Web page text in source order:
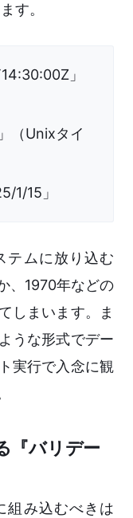
す。
」
（Unixタイ
1/15」
テムに放り込む
、1970年などの
しまいます。ま
うな形式でデー
実行で入念に観
『バリデー
組み込むべきは